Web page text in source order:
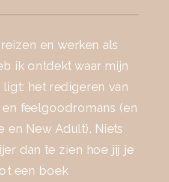
en werken als
ik ontdekt waar mijn
ligt: het redigeren van
feelgoodromans (en
en New Adult). Niets
dan te zien hoe jij je
een boek